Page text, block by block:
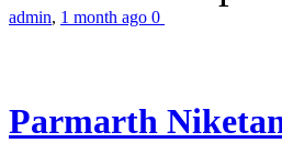
admin, 1 month ago 0
Parmarth